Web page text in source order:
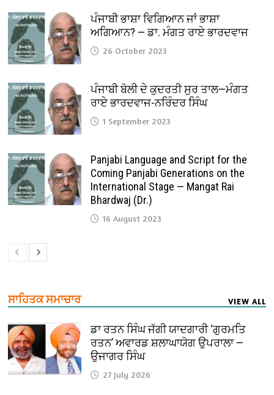
ਪੰਜਾਬੀ ਭਾਸ਼ਾ ਵਿਗਿਆਨ ਜਾਂ ਭਾਸ਼ਾ
ਅਗਿਆਨ? — ਡਾ. ਮੰਗਤ ਰਾਏ ਭਾਰਦਵਾਜ
26 October 2023
ਪੰਜਾਬੀ ਬੋਲੀ ਦੇ ਕੁਦਰਤੀ ਸੁਰ ਤਾਲ—ਮੰਗਤ
ਰਾਏ ਭਾਰਦਵਾਜ-ਨਰਿੰਦਰ ਸਿੰਘ
1 September 2023
Panjabi Language and Script for the
Coming Panjabi Generations on the
International Stage — Mangat Rai
Bhardwaj (Dr.)
16 August 2023
ਸਾਹਿਤਕ ਸਮਾਚਾਰ VIEW ALL
ਡਾ ਰਤਨ ਸਿੰਘ ਜੱਗੀ ਯਾਦਗਾਰੀ ‘ਗੁਰਮਤਿ
ਰਤਨ’ ਅਵਾਰਡ ਸ਼ਲਾਘਾਯੋਗ ਉਪਰਾਲਾ —
ਉਜਾਗਰ ਸਿੰਘ
27 July 2026